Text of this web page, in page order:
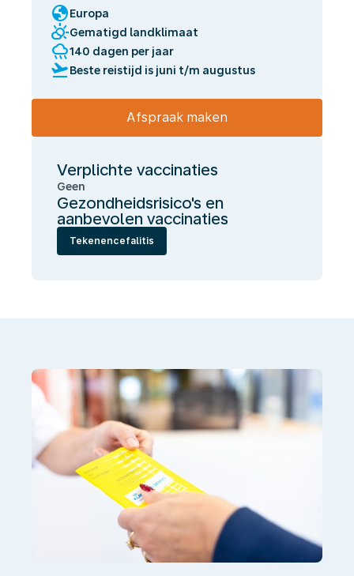
globeEuropa
partly_cloudy_dayGematigd landklimaat
rainy140 dagen per jaar
flight_takeoffBeste reistijd is juni t/m augustus
Afspraak maken
Verplichte vaccinaties
Geen
Gezondheidsrisico's en
aanbevolen vaccinaties
Tekenencefalitis
onbezorgd
reizen
werken